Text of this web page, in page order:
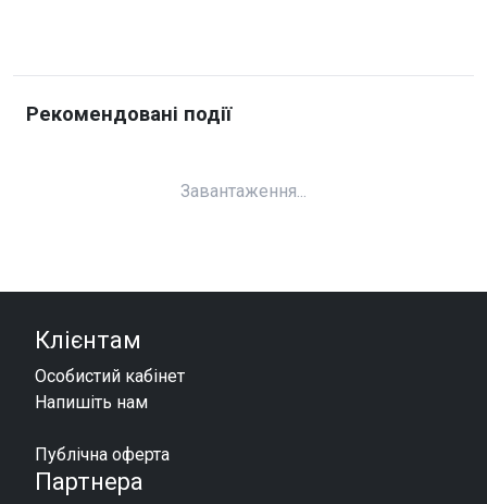
Рекомендовані події
Завантаження...
Клієнтам
Особистий кабінет
Напишіть нам
Публічна оферта
Партнера